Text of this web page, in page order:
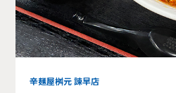
辛麺屋桝元 諫早店